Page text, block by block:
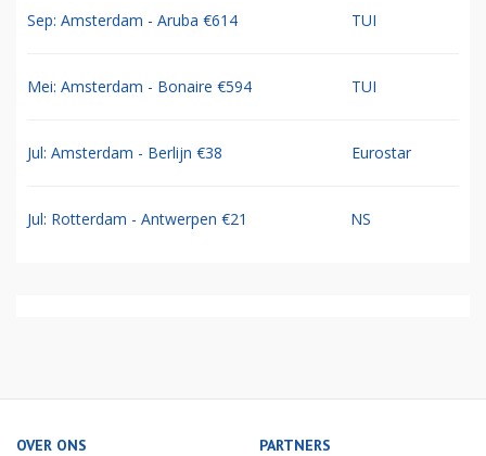
Sep: Amsterdam - Aruba €614 TUI
Mei: Amsterdam - Bonaire €594 TUI
Jul: Amsterdam - Berlijn €38 Eurostar
Jul: Rotterdam - Antwerpen €21 NS
OVER ONS PARTNERS